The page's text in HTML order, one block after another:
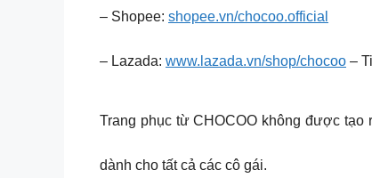
– Shopee: shopee.vn/chocoo.official
– Lazada: www.lazada.vn/shop/chocoo –
Trang phục từ CHOCOO không được
dành cho tất cả các cô gái.